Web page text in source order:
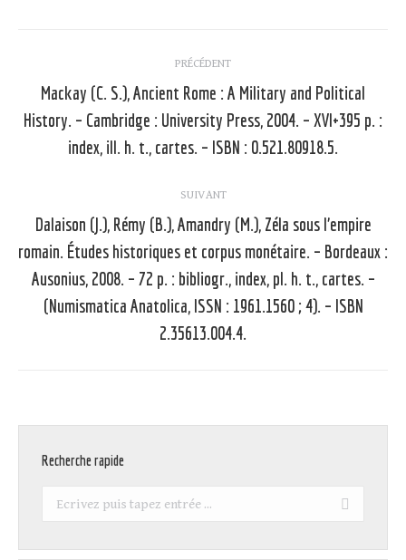
article
PRÉCÉDENT
Article
précédent
Mackay (C. S.), Ancient Rome : A Military and Political
History. – Cambridge : University Press, 2004. – XVI+395 p. :
index, ill. h. t., cartes. – ISBN : 0.521.80918.5.
SUIVANT
Article
suivant
:
Dalaison (J.), Rémy (B.), Amandry (M.), Zéla sous l’empire
romain. Études historiques et corpus monétaire. – Bordeaux :
Ausonius, 2008. – 72 p. : bibliogr., index, pl. h. t., cartes. –
(Numismatica Anatolica, ISSN : 1961.1560 ; 4). – ISBN
2.35613.004.4.
Recherche rapide
Recherche